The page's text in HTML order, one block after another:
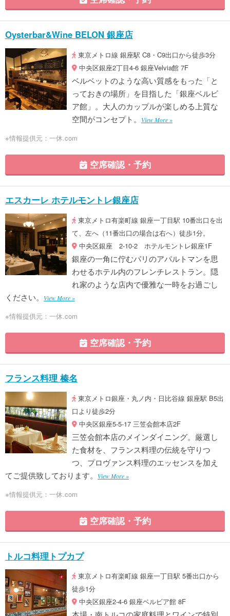
Oysterbar&Wine BELON 銀座店
東京メトロ線 銀座駅 C8・C9出口から徒歩3分
中央区銀座2丁目4-6 銀座Velvia館 7F
ベルベットのような高い質感をもった「と
っておきの場所」を目指した「銀座ベルビ
ア館」。大人のカップルが楽しめる上質な
空間がコンセプト。
View More »
※情報提供元：一休.com
空席確認・予約
エスカーレ ホテルモントレ銀座店
東京メトロ有楽町線 銀座一丁目駅 10番出口を出
て、左へ（11番出口の場合は右へ）徒歩1分。
中央区銀座 2-10-2 ホテルモントレ銀座1F
銀座の一角に佇むパリのアパルトマンを思
わせるホテル内のフレンチレストラン。隠
れ家のような店内で優雅な一時をお過ごし
ください。
View More »
※情報提供元：一休.com
空席確認・予約
フランス料理 榛名
東京メトロ銀座・丸ノ内・日比谷線 銀座駅 B5出
口より徒歩2分
中央区銀座5-5-17 三笠会館本店2F
三笠会館本店のメインダイニング。厳選し
た食材を、フランス料理の伝統を守りつ
つ、プロヴァンス料理のエッセンスを加え
てご提供致しております。
View More »
※情報提供元：一休.com
空席確認・予約
トルコ料理トプカプ
東京メトロ有楽町線 銀座一丁目駅 5番出口から
徒歩1分
中央区銀座2-4-6 銀座ベルビア館 8F